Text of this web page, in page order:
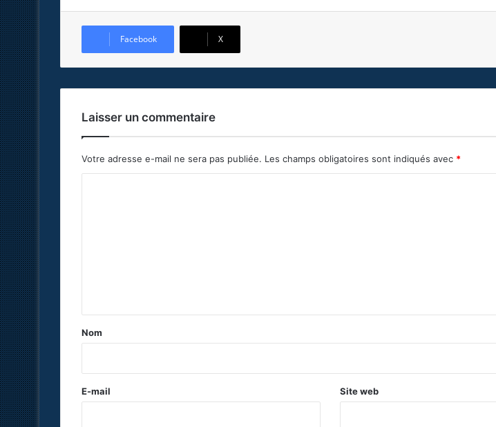
Facebook X
Laisser un commentaire
Votre adresse e-mail ne sera pas publiée. Les champs obligatoires sont indiqués avec *
a
e
Nom
E-mail Site web